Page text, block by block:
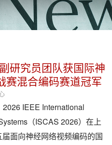
研究员团队获国际神
赛混合编码赛道冠军
IEEE International
（ISCAS 2026）在上
面向神经网络视频编码的国